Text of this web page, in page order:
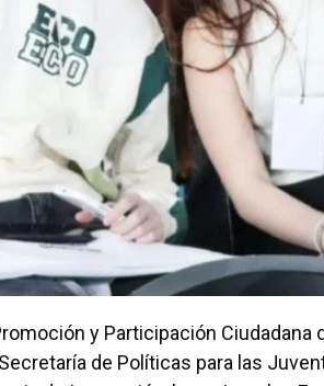
y Participación Ciudadana
de Políticas para las